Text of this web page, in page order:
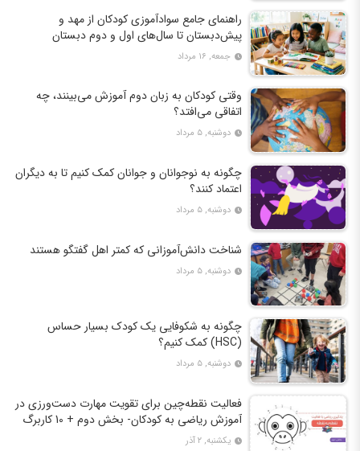
راهنمای جامع سوادآموزی کودکان از مهد و
پیش‌دبستان تا سال‌های اول و دوم دبستان
جمعه, ۱۶ مرداد
وقتی کودکان به زبان دوم آموزش می‌بینند، چه
اتفاقی می‌افتد؟
دوشنبه, ۵ مرداد
چگونه به نوجوانان و جوانان کمک کنیم تا به دیگران
اعتماد کنند؟
دوشنبه, ۵ مرداد
شناخت دانش‌آموزانی که کمتر اهل گفتگو هستند
دوشنبه, ۵ مرداد
چگونه به شکوفایی یک کودک بسیار حساس
(HSC) کمک کنیم؟
دوشنبه, ۵ مرداد
فعالیت نقطه‌چین برای تقویت مهارت دست‌ورزی در
آموزش ریاضی به کودکان- بخش دوم + 10 کاربرگ
فعالیت
یکشنبه, ۲ آذر